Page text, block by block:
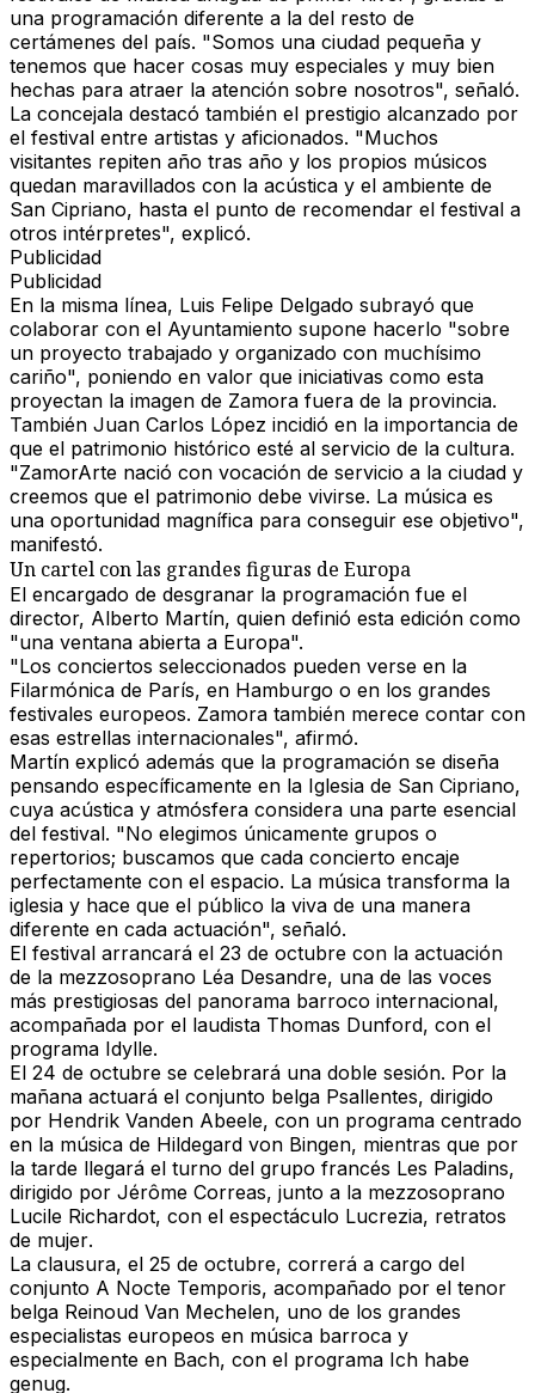
una programación diferente a la del resto de
certámenes del país. "Somos una ciudad pequeña y
tenemos que hacer cosas muy especiales y muy bien
hechas para atraer la atención sobre nosotros", señaló.
La concejala destacó también el prestigio alcanzado por
el festival entre artistas y aficionados. "Muchos
visitantes repiten año tras año y los propios músicos
quedan maravillados con la acústica y el ambiente de
San Cipriano, hasta el punto de recomendar el festival a
otros intérpretes", explicó.
Publicidad
Publicidad
En la misma línea, Luis Felipe Delgado subrayó que
colaborar con el Ayuntamiento supone hacerlo "sobre
un proyecto trabajado y organizado con muchísimo
cariño", poniendo en valor que iniciativas como esta
proyectan la imagen de Zamora fuera de la provincia.
También Juan Carlos López incidió en la importancia de
que el patrimonio histórico esté al servicio de la cultura.
"ZamorArte nació con vocación de servicio a la ciudad y
creemos que el patrimonio debe vivirse. La música es
una oportunidad magnífica para conseguir ese objetivo",
manifestó.
Un cartel con las grandes figuras de Europa
El encargado de desgranar la programación fue el
director, Alberto Martín, quien definió esta edición como
"una ventana abierta a Europa".
"Los conciertos seleccionados pueden verse en la
Filarmónica de París, en Hamburgo o en los grandes
festivales europeos. Zamora también merece contar con
esas estrellas internacionales", afirmó.
Martín explicó además que la programación se diseña
pensando específicamente en la Iglesia de San Cipriano,
cuya acústica y atmósfera considera una parte esencial
del festival. "No elegimos únicamente grupos o
repertorios; buscamos que cada concierto encaje
perfectamente con el espacio. La música transforma la
iglesia y hace que el público la viva de una manera
diferente en cada actuación", señaló.
El festival arrancará el 23 de octubre con la actuación
de la mezzosoprano Léa Desandre, una de las voces
más prestigiosas del panorama barroco internacional,
acompañada por el laudista Thomas Dunford, con el
programa Idylle.
El 24 de octubre se celebrará una doble sesión. Por la
mañana actuará el conjunto belga Psallentes, dirigido
por Hendrik Vanden Abeele, con un programa centrado
en la música de Hildegard von Bingen, mientras que por
la tarde llegará el turno del grupo francés Les Paladins,
dirigido por Jérôme Correas, junto a la mezzosoprano
Lucile Richardot, con el espectáculo Lucrezia, retratos
de mujer.
La clausura, el 25 de octubre, correrá a cargo del
conjunto A Nocte Temporis, acompañado por el tenor
belga Reinoud Van Mechelen, uno de los grandes
especialistas europeos en música barroca y
especialmente en Bach, con el programa Ich habe
genug.